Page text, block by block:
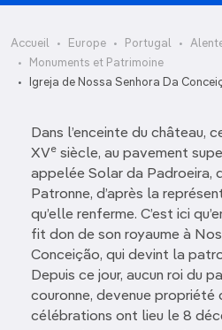
Accueil Europe Portugal
Monuments et Patrimoine
Igreja de Nossa Senhora Da
Dans l’enceinte du château,
XVe siècle, au pavement
appelée Solar da Padroeira,
Patronne, d’après la
qu’elle renferme. C’est ici
fit don de son royaume à
Conceição, qui devint la
Depuis ce jour, aucun roi du
couronne, devenue propriété
célébrations ont lieu le 8